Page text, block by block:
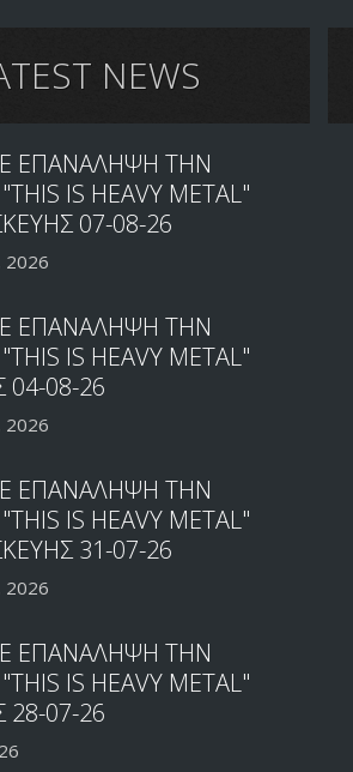
NEWS
ΕΠΑΝΑΛΗΨΗ ΤΗΝ
IS HEAVY METAL"
07-08-26
2026
ΕΠΑΝΑΛΗΨΗ ΤΗΝ
IS HEAVY METAL"
04-08-26
2026
ΕΠΑΝΑΛΗΨΗ ΤΗΝ
IS HEAVY METAL"
31-07-26
2026
ΕΠΑΝΑΛΗΨΗ ΤΗΝ
IS HEAVY METAL"
28-07-26